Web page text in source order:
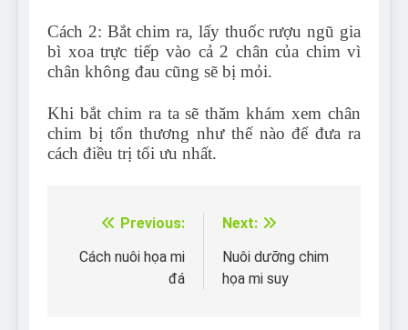
Cách 2: Bắt chim ra, lấy thuốc rượu ngũ gia
bì xoa trực tiếp vào cả 2 chân của chim vì
chân không đau cũng sẽ bị mỏi.
Khi bắt chim ra ta sẽ thăm khám xem chân
chim bị tổn thương như thế nào để đưa ra
cách điều trị tối ưu nhất.
Điều
hướng
Previous:
Cách nuôi họa mi
đá
Next:
Nuôi dưỡng chim
họa mi suy